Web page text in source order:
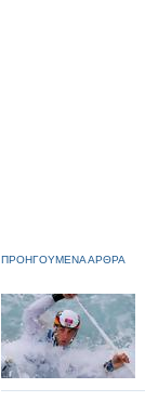
ΠΡΟΗΓΟΥΜΕΝΑ ΑΡΘΡΑ